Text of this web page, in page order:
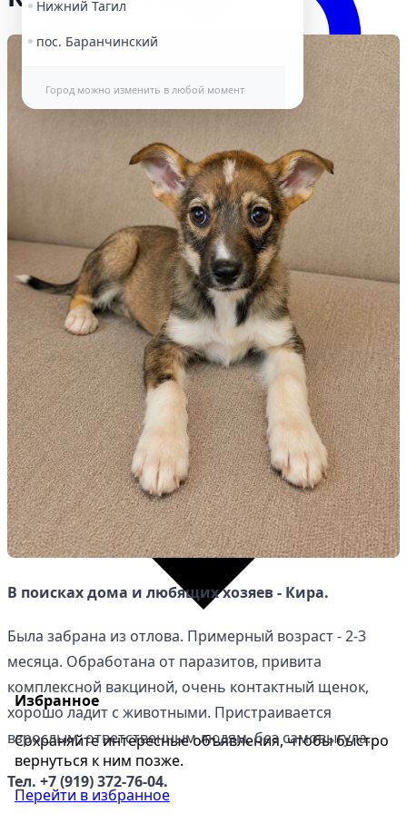
Нижний Тагил
пос. Баранчинский
Город можно изменить в любой момент
Избранное
Избранное
Сохраняйте интересные объявления, чтобы быстро
вернуться к ним позже.
Перейти в избранное
В поисках дома и любящих хозяев - Кира.
Была забрана из отлова. Примерный возраст - 2-3
месяца. Обработана от паразитов, привита
комплексной вакциной, очень контактный щенок,
хорошо ладит с животными. Пристраивается
взрослым, ответственным людям, без самовыгула.
Тел. +7 (919) 372-76-04.